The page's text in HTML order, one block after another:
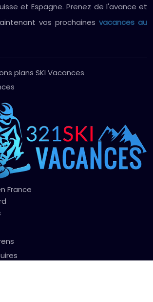
et Espagne. Prenez de l'avance et
vos prochaines vacances au
plans SKI Vacances
France